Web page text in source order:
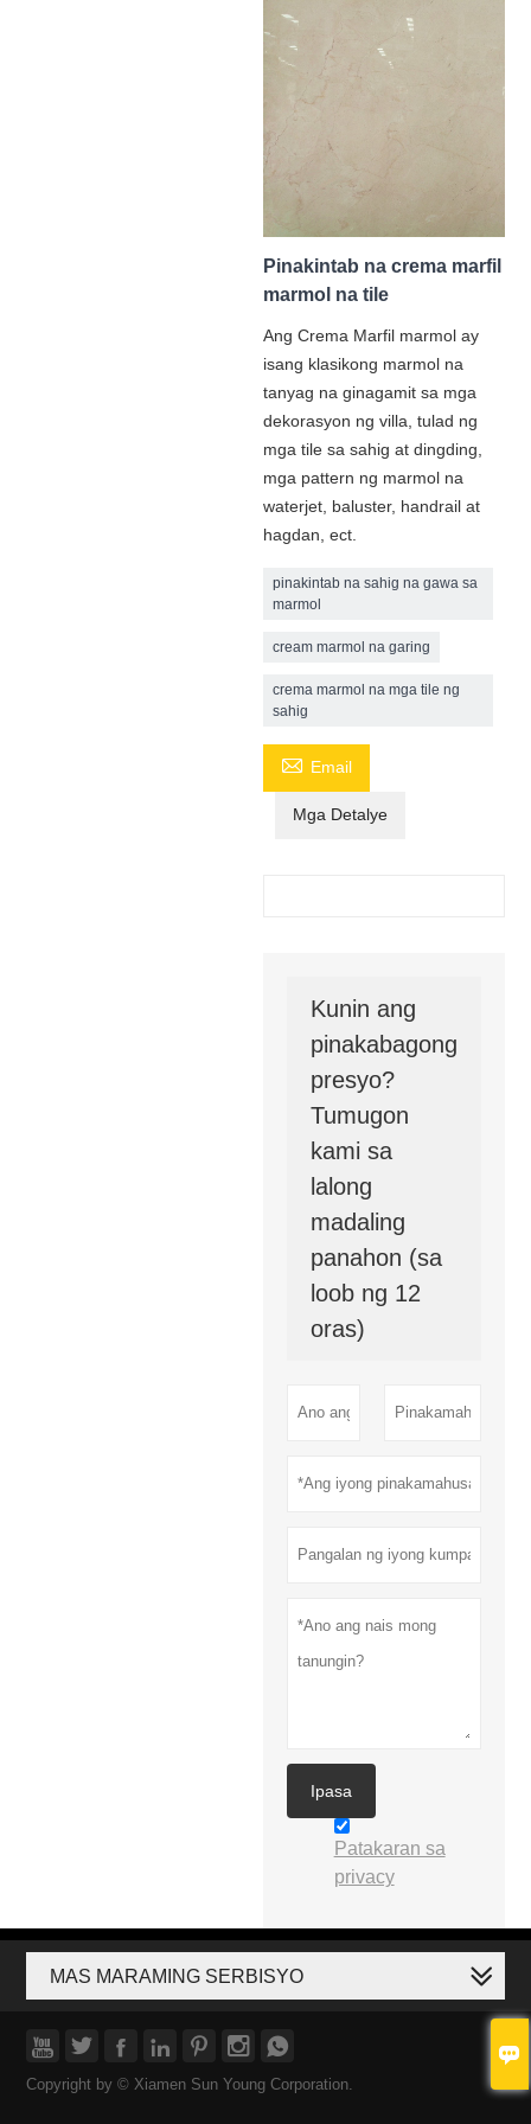

Pinakintab na crema marfil
marmol na tile
Ang Crema Marfil marmol ay
isang klasikong marmol na
tanyag na ginagamit sa mga
dekorasyon ng villa, tulad ng
mga tile sa sahig at dingding,
mga pattern ng marmol na
waterjet, baluster, handrail at
hagdan, ect.
pinakintab na sahig na gawa sa
marmol
cream marmol na garing
crema marmol na mga tile ng
sahig
 Email
Mga Detalye
Kunin ang
pinakabagong
presyo?
Tumugon
kami sa
lalong
madaling
panahon (sa
loob ng 12
oras)
Ipasa
Patakaran sa
privacy
MAS MARAMING SERBISYO
      
Copyright by © Xiamen Sun Young Corporation.